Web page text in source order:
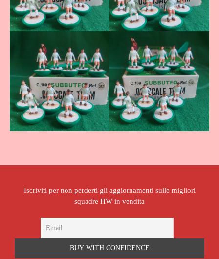
Iscriviti per non perderti gli aggiornamenti sulle migliori
squadre HW in vendita